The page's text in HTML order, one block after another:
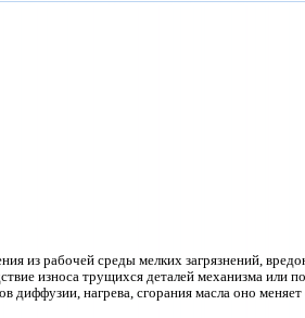
из рабочей среды мелких загрязнений,
износа трущихся деталей механизма или
диффузии, нагрева, сгорания масла оно меняет